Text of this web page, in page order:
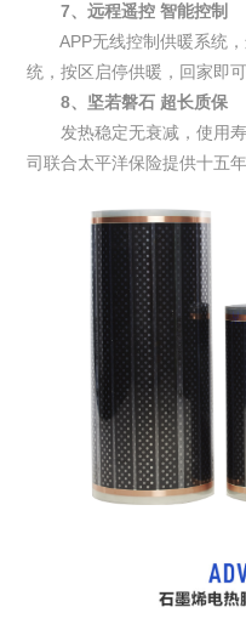
7、远程遥控 智能控制
APP无线控制供暖系统，
统，按区启停供暖，回家即
8、坚若磐石 超长质保
发热稳定无衰减，使用寿
司联合太平洋保险提供十五